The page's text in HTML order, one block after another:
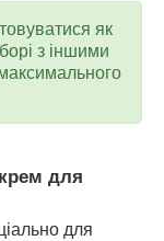
як
з іншими
для
для